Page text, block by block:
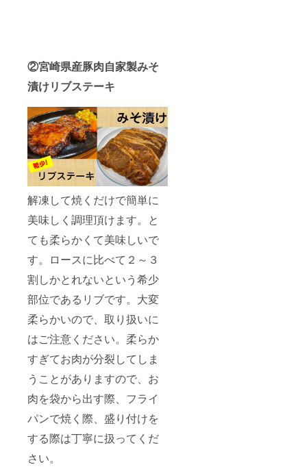
②宮崎県産豚肉自家製みそ
漬けリブステーキ
解凍して焼くだけで簡単に
美味しく調理頂けます。と
ても柔らかくて美味しいで
す。ロースに比べて２～３
割しかとれないという希少
部位であるリブです。大変
柔らかいので、取り扱いに
はご注意ください。柔らか
すぎてお肉が分裂してしま
うことがありますので、お
肉を袋から出す際、フライ
パンで焼く際、盛り付けを
する際は丁寧に扱ってくだ
さい。